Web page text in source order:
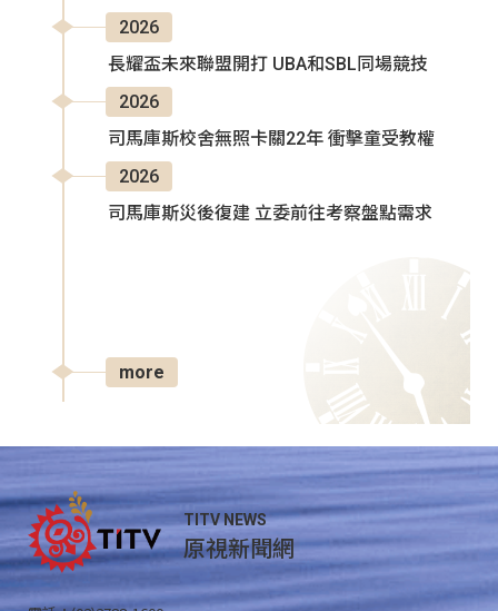
2026
長耀盃未來聯盟開打 UBA和SBL同場競技
2026
司馬庫斯校舍無照卡關22年 衝擊童受教權
2026
司馬庫斯災後復建 立委前往考察盤點需求
more
TITV NEWS
原視新聞網